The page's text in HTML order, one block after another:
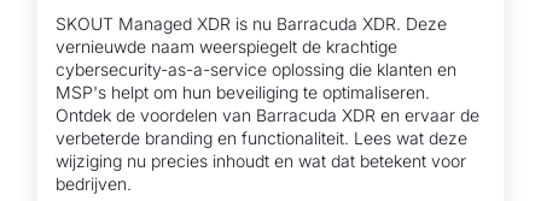
SKOUT Managed XDR is nu Barracuda XDR. Deze
vernieuwde naam weerspiegelt de krachtige
cybersecurity-as-a-service oplossing die klanten en
MSP's helpt om hun beveiliging te optimaliseren.
Ontdek de voordelen van Barracuda XDR en ervaar de
verbeterde branding en functionaliteit. Lees wat deze
wijziging nu precies inhoudt en wat dat betekent voor
bedrijven.